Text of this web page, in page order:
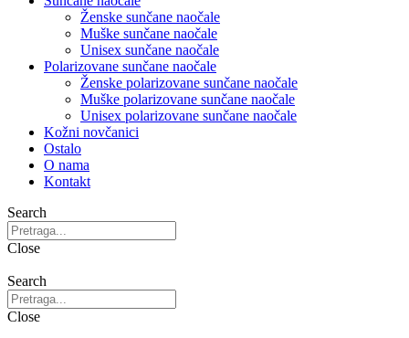
Ženske sunčane naočale
Muške sunčane naočale
Unisex sunčane naočale
Polarizovane sunčane naočale
Ženske polarizovane sunčane naočale
Muške polarizovane sunčane naočale
Unisex polarizovane sunčane naočale
Kožni novčanici
Ostalo
O nama
Kontakt
Search
Close
Search
Close